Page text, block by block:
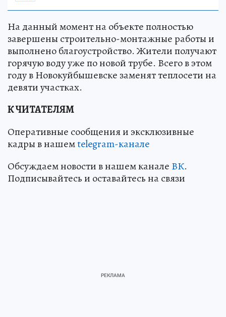
На данный момент на объекте полностью
завершены строительно-монтажные работы и
выполнено благоустройство. Жители получают
горячую воду уже по новой трубе. Всего в этом
году в Новокуйбышевске заменят теплосети на
девяти участках.
К ЧИТАТЕЛЯМ
Оперативные сообщения и эксклюзивные
кадры в нашемtelegram-канале
Обсуждаем новости в нашем канале ВК.
Подписывайтесь и оставайтесь на связи